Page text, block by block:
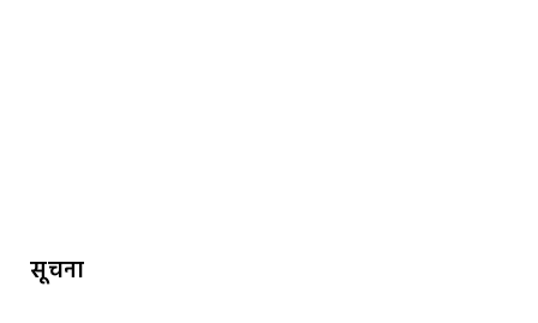
सूचना